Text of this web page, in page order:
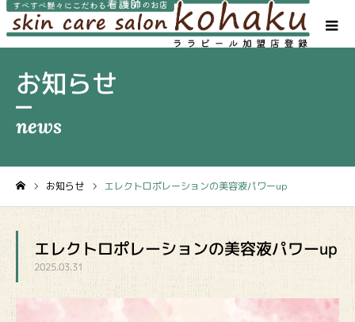
お知らせ
お知らせ エレクトロポレーションの美容液パワーup
エレクトロポレーションの美容液パワーup
2025.03.31